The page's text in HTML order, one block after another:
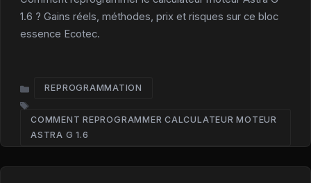
1.6 ? Gains réels, méthodes, prix et risques sur ce bloc
essence Ecotec.
CATÉGORIES
REPROGRAMMATION
COMMENT REPROGRAMMER CALCULATEUR MOTEUR
ASTRA G 1.6​